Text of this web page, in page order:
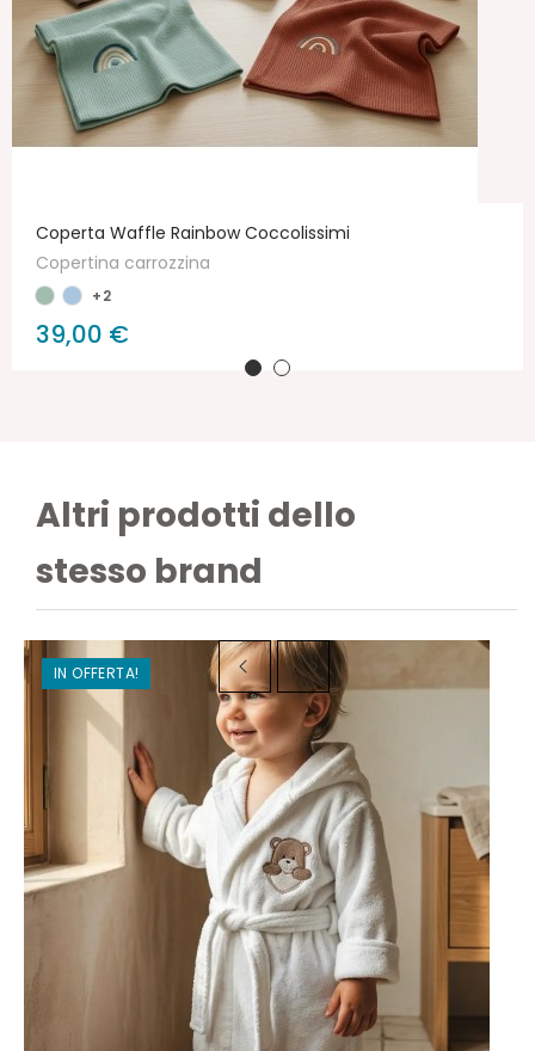
Coperta Waffle Rainbow Coccolissimi
Copertina carrozzina
+2
39,00 €
Altri prodotti dello
stesso brand
IN OFFERTA!